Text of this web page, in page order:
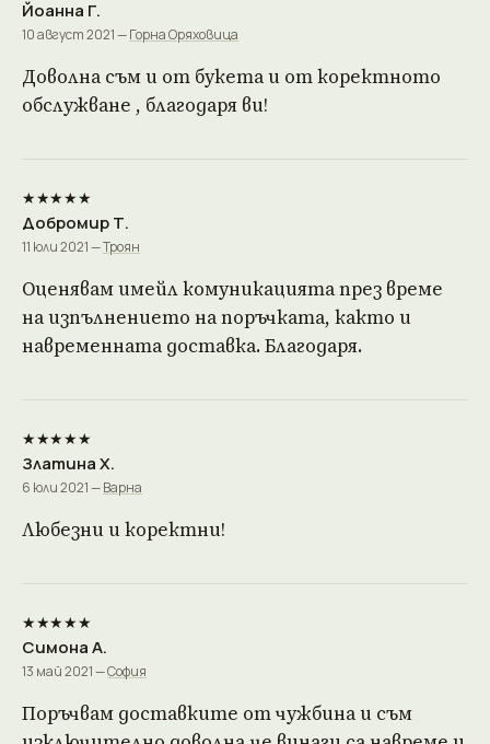
Йоанна Г.
10 август 2021 —Горна Оряховица
Доволна съм и от букета и от коректното
обслужване , благодаря ви!
★★★★★
Добромир Т.
11 юли 2021 —Троян
Оценявам имейл комуникацията през време
на изпълнението на поръчката, както и
навременната доставка. Благодаря.
★★★★★
Златина Х.
6 юли 2021 —Варна
Любезни и коректни!
★★★★★
Симона А.
13 май 2021 —София
Поръчвам доставките от чужбина и съм